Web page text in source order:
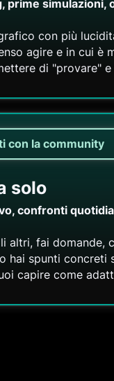
prime
con più
agire e in cui è
di "provare"
con la community
solo
confronti
altri, fai domande,
hai spunti concreti
capire come